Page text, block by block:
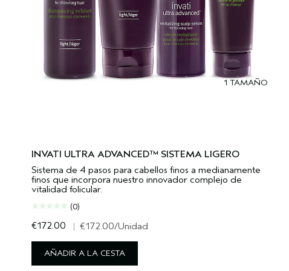
1 TAMAÑO
INVATI ULTRA ADVANCED™ SISTEMA LIGERO
Sistema de 4 pasos para cabellos finos a medianamente
finos que incorpora nuestro innovador complejo de
vitalidad folicular.
(0)
€172.00 | €172.00/Unidad
AÑADIR A LA CESTA